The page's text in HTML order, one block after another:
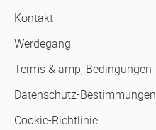
Kontakt
Werdegang
Terms & amp; Bedingungen
Datenschutz-Bestimmungen
Cookie-Richtlinie